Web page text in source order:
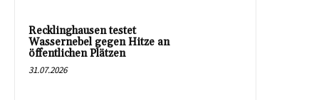
Recklinghausen testet
Wassernebel gegen Hitze an
öffentlichen Plätzen
31.07.2026